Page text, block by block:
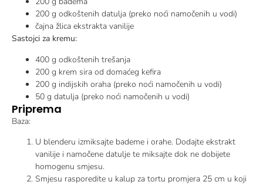
200 g odkoštenih datulja (preko noći namočenih u vodi)
čajna žlica ekstrakta vanilije
Sastojci za kremu:
400 g odkoštenih trešanja
200 g krem sira od domaćeg kefira
200 g indijskih oraha (preko noći namočenih u vodi)
50 g datulja (preko noći namočenih u vodi)
Priprema
Baza:
U blenderu izmiksajte bademe i orahe. Dodajte ekstrakt
vanilije i namočene datulje te miksajte dok ne dobijete
homogenu smjesu.
Smjesu rasporedite u kalup za tortu promjera 25 cm u koji